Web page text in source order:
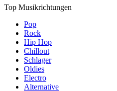
Top Musikrichtungen
Pop
Rock
Hip Hop
Chillout
Schlager
Oldies
Electro
Alternative